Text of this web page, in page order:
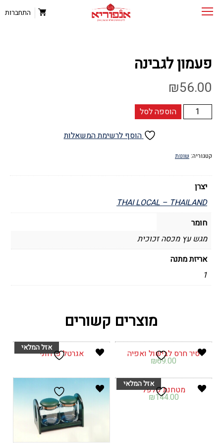
התחברות
פעמון לגבינה
₪56.00
כמות
של
הוספה לסל
הוסף לרשימת המשאלות
קטגוריה: שונות
יצרן
THAI LOCAL – THAILAND
חומר
מגש עץ מכסה זכוכית
אריזת מתנה
1
מוצרים קשורים
סיר חרס לבישול ואפיה
₪69.00
אגרטל פרחוני
מטחנת פלפל
₪144.00